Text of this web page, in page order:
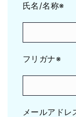
氏名/名称※
フリガナ※
メールアドレ